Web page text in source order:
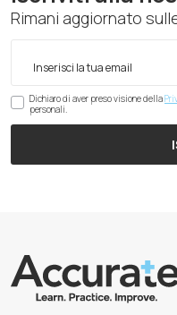
Rimani aggiornato
Dichiaro di aver preso visione della
personali.